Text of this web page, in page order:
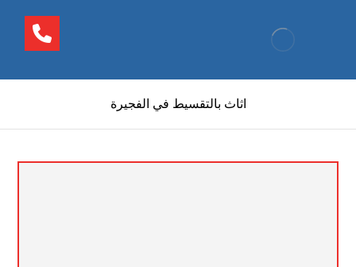
اثاث بالتقسيط في الفجيرة